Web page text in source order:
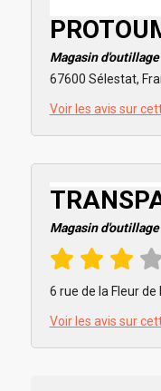
Magasin d'outillage
67600 Sélestat,
Voir les avis sur
Magasin d'outillage
6 rue de la Fleur
Voir les avis sur